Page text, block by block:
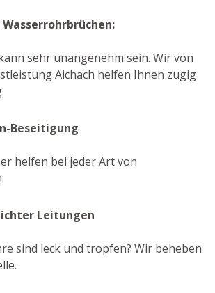
sehr unangenehm sein. Wir von
Aichach helfen Ihnen zügig
Beseitigung
helfen bei jeder Art von
Leitungen
sind leck und tropfen? Wir beheben